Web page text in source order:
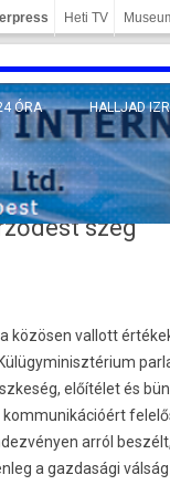
Heti TV
ÓRA HALLJAD
szeg”
közösen vallott
előítélet és
arról
a gazdasági